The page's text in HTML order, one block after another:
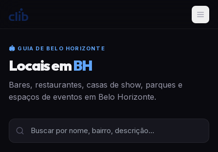
🏟 GUIA DE BELO HORIZONTE
Locais emBH
Bares, restaurantes, casas de show, parques e
espaços de eventos em Belo Horizonte.